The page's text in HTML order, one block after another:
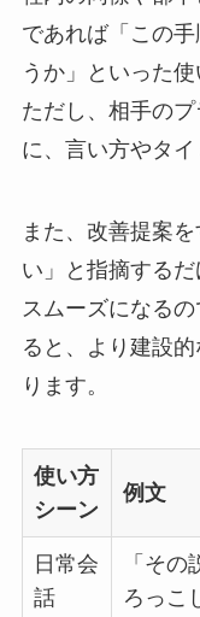
であれば「この
うか」といった使
ただし、相手の
に、言い方やタイ
また、改善提案
い」と指摘する
スムーズになる
ると、より建設
ります。
使い方
シーン
例文
日常会
話
「そ
ろっこ